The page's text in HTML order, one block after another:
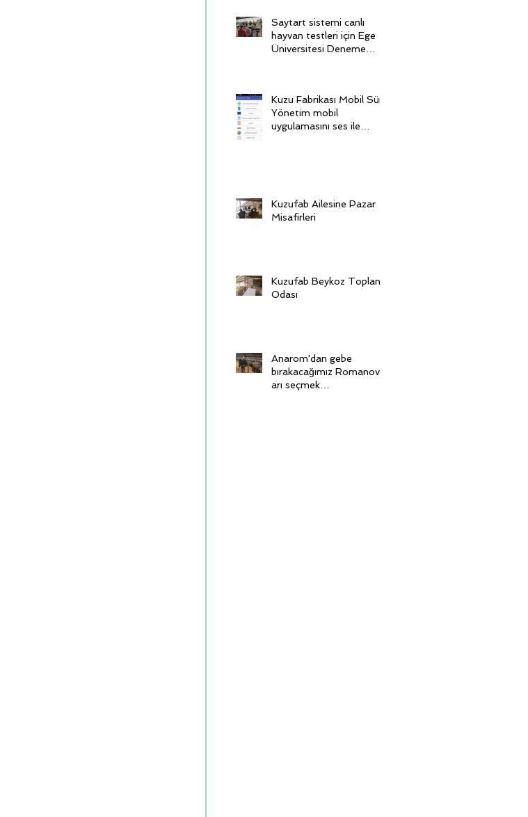
Saytart sistemi canlı
hayvan testleri için Ege
Üniversitesi Deneme
Kuzu Fabrikası Mobil Sürü
Yönetim mobil
uygulamasını ses ile
Kuzufab Ailesine Pazar
Misafirleri
Kuzufab Beykoz Toplantı
Odası
Anarom'dan gebe
bırakacağımız Romanov'l
arı seçmek